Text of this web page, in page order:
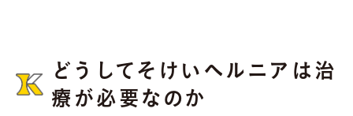
どうしてそけいヘルニアは治
療が必要なのか